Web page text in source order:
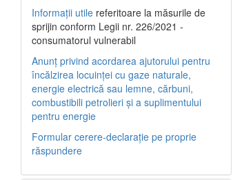
Informații utile referitoare la măsurile de
sprijin conform Legii nr. 226/2021 -
consumatorul vulnerabil
Anunț privind acordarea ajutorului pentru
încălzirea locuinței cu gaze naturale,
energie electrică sau lemne, cărbuni,
combustibili petrolieri și a suplimentului
pentru energie
Formular cerere-declarație pe proprie
răspundere